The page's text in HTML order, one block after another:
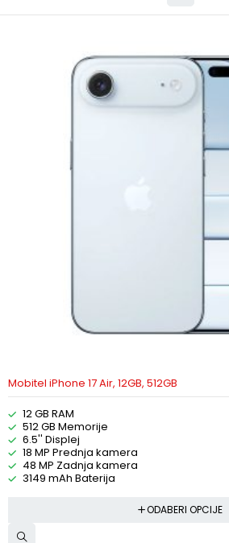
Mobitel iPhone 17 Air, 12GB, 512GB
12 GB RAM
512 GB Memorije
6.5'' Displej
18 MP Prednja kamera
48 MP Zadnja kamera
3149 mAh Baterija
ODABERI OPCIJE